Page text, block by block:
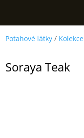
Potahové látky / Kolekce
Soraya Teak